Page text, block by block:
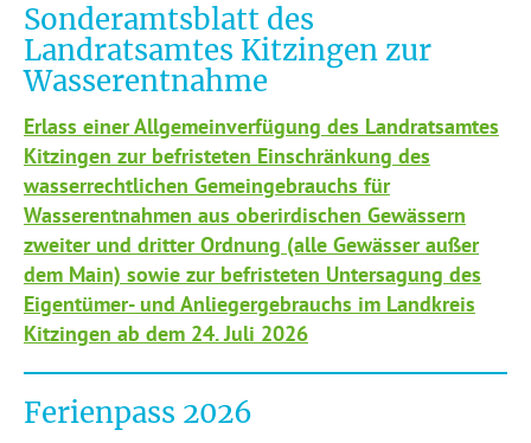
Sonderamtsblatt des
Landratsamtes Kitzingen zur
Wasserentnahme
Erlass einer Allgemeinverfügung des Landratsamtes
Kitzingen zur befristeten Einschränkung des
wasserrechtlichen Gemeingebrauchs für
Wasserentnahmen aus oberirdischen Gewässern
zweiter und dritter Ordnung (alle Gewässer außer
dem Main) sowie zur befristeten Untersagung des
Eigentümer- und Anliegergebrauchs im Landkreis
Kitzingen ab dem 24. Juli 2026
Ferienpass 2026